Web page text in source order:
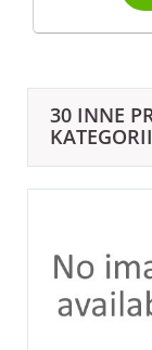
30 INNE